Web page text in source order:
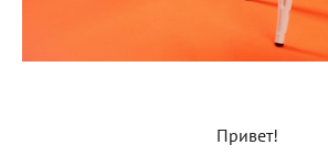
Привет!